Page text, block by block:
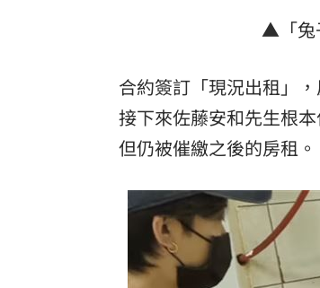
▲「兔
合約簽訂「現況出租」
接下來佐藤安和先生根
但仍被催繳之後的房租。